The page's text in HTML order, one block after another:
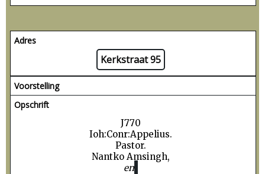
Adres
Kerkstraat 95
Voorstelling
Opschrift
J770
Ioh:Conr:Appelius.
Pastor.
Nantko Amsingh,
en